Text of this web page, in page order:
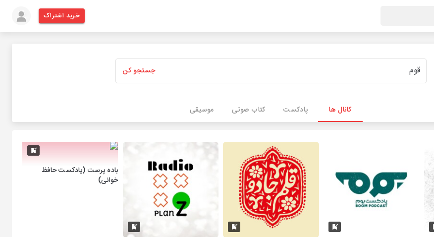
خرید اشتراک
جستجو کن
کانال ها پادکست کتاب صوتی موسیقی
باده پرست (پادکست حافظ
خوانی)